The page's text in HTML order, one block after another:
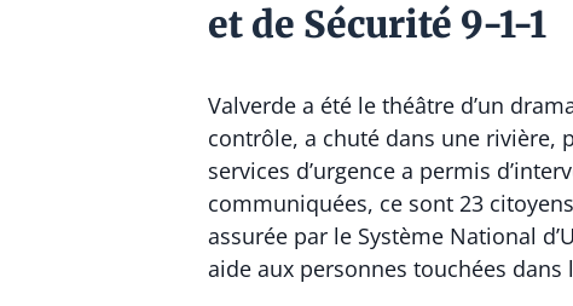
et de Sécurité 9-1-1
Valverde a été le théâtre d’un
contrôle, a chuté dans une rivière,
services d’urgence a permis
communiquées, ce sont 23
assurée par le Système National
aide aux personnes touchées dans